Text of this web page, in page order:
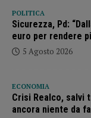
POLITICA
Sicurezza, Pd:
euro per rendere
5 Agosto 2026
ECONOMIA
Crisi Realco, salvi
ancora niente da